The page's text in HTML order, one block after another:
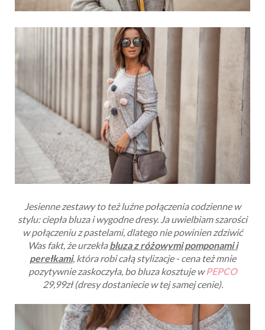
Jesienne zestawy to też luźne połączenia codzienne w
stylu: ciepła bluza i wygodne dresy. Ja uwielbiam szarości
w połączeniu z pastelami, dlatego nie powinien zdziwić
Was fakt, że urzekłabluza z różowymi pomponami i
perełkami, która robi całą stylizacje - cena też mnie
pozytywnie zaskoczyła, bo bluza kosztuje wPEPCO
29,99zł (dresy dostaniecie w tej samej cenie).